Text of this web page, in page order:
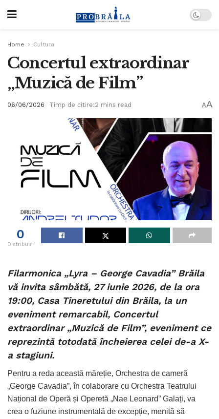
Home Cultura
Concertul extraordinar
„Muzică de Film”
06/06/2026 Timp de citire:2 mins read AA
0
Distribuiri
Filarmonica „Lyra – George Cavadia” Brăila
vă invita sâmbătă, 27 iunie 2026, de la ora
19:00, Casa Tineretului din Brăila, la un
eveniment remarcabil, Concertul
extraordinar „Muzică de Film”, eveniment ce
reprezintă totodată încheierea celei de-a X-
a stagiuni.
Pentru a reda această măreție, Orchestra de cameră
„George Cavadia”, în colaborare cu Orchestra Teatrului
Național de Operă și Operetă „Nae Leonard” Galați, va
crea o fuziune instrumentală de excepție, menită să